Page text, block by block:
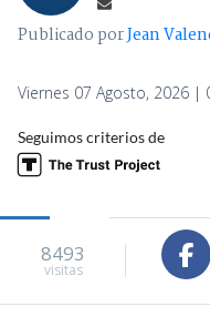
Publicado porJean
Viernes 07 Agosto, 2026 |
Seguimos criterios de
8493
visitas